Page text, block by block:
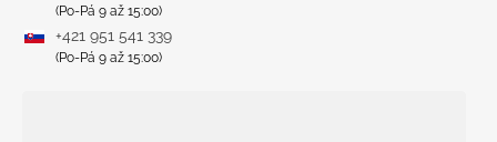
(Po-Pá 9 až 15:00)
+421 951 541 339
(Po-Pá 9 až 15:00)